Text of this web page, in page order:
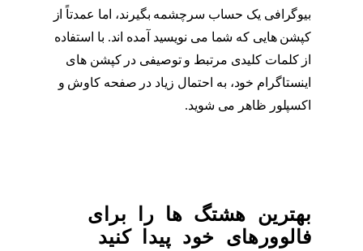
بیوگرافی یک حساب سرچشمه بگیرند، اما عمدتاً از
کپشن هایی که شما می نویسید آمده اند. با استفاده
از کلمات کلیدی مرتبط و توصیفی در کپشن های
اینستاگرام خود، به احتمال زیاد در صفحه کاوش و
اکسپلور ظاهر می شوید.
بهترین هشتگ ها را برای
فالوورهای خود پیدا کنید